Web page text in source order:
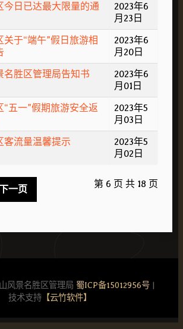
今日已达最大限量的通
2023年6
月23日
关于“端午”假日旅游相
2023年6
月20日
名胜区管理局告知书
2023年6
月01日
“五一”假期旅游安全返
2023年5
月03日
客流量温馨提示
2023年5
月02日
第 6 页 共 18 页
一页
风景名胜区管理局 蜀ICP备15012956号 |
技术支持 【云竹软件】